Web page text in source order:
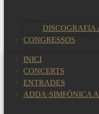
DISCOGRAFIA
CONGRESSOS
INICI
CONCERTS
ENTRADES
ADDA·SIMFÒNICA